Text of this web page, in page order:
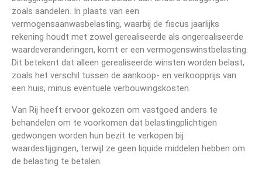
zoals aandelen. In plaats van een
vermogensaanwasbelasting, waarbij de fiscus jaarlijks
rekening houdt met zowel gerealiseerde als ongerealiseerde
waardeveranderingen, komt er een vermogenswinstbelasting.
Dit betekent dat alleen gerealiseerde winsten worden belast,
zoals het verschil tussen de aankoop- en verkoopprijs van
een huis, minus eventuele verbouwingskosten.
Van Rij heeft ervoor gekozen om vastgoed anders te
behandelen om te voorkomen dat belastingplichtigen
gedwongen worden hun bezit te verkopen bij
waardestijgingen, terwijl ze geen liquide middelen hebben om
de belasting te betalen.